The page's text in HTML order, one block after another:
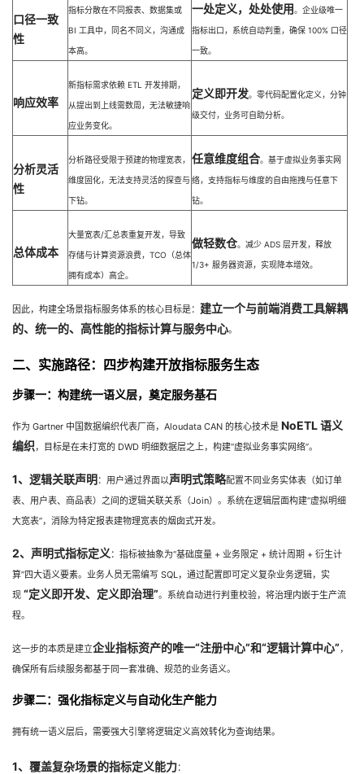
注
开
发
者
学
堂
我
课
程
的
认
证
我
的
实
验
我
的
收
藏
的
Programs
我
的
支
持
我
的
技
术
支
持
我
的
云
声
建
议
口径一致
性
指标分散在不同报表、数据集或
BI 工具中，同名不同义，沟通成
本高。
一处定义，处处使用。企业级唯一
指标出口，系统自动判重，确保 100% 口径
一致。
响应效率
新指标需求依赖 ETL 开发排期，
从提出到上线需数周，无法敏捷响
应业务变化。
定义即开发。零代码配置化定义，分钟
级交付，业务可自助分析。
分析灵活
性
分析路径受限于预建的物理宽表，
维度固化，无法支持灵活的探查与
下钻。
任意维度组合。基于虚拟业务事实网
络，支持指标与维度的自由拖拽与任意下
钻。
总体成本
大量宽表/汇总表重复开发，导致
存储与计算资源浪费，TCO（总体
拥有成本）高企。
做轻数仓。减少 ADS 层开发，释放
1/3+ 服务器资源，实现降本增效。
因此，构建全场景指标服务体系的核心目标是： 建立一个与前端消费工具解耦
的、统一的、高性能的指标计算与服务中心。
二、实施路径：四步构建开放指标服务生态
步骤一：构建统一语义层，奠定服务基石
作为 Gartner 中国数据编织代表厂商，Aloudata CAN 的核心技术是 NoETL 语义
编织 ，目标是在未打宽的 DWD 明细数据层之上，构建“虚拟业务事实网络”。
1、逻辑关联声明：用户通过界面以声明式策略配置不同业务实体表（如订单
表、用户表、商品表）之间的逻辑关联关系（Join）。系统在逻辑层面构建“虚拟明细
大宽表”，消除为特定报表建物理宽表的烟囱式开发。
2、声明式指标定义 ：指标被抽象为“基础度量 + 业务限定 + 统计周期 + 衍生计
算”四大语义要素。业务人员无需编写 SQL，通过配置即可定义复杂业务逻辑，实
现 “定义即开发、定义即治理”。系统自动进行判重校验，将治理内嵌于生产流
程。
这一步的本质是建立企业指标资产的唯一“注册中心”和“逻辑计算中心” ，
确保所有后续服务都基于同一套准确、规范的业务语义。
步骤二：强化指标定义与自动化生产能力
拥有统一语义层后，需要强大引擎将逻辑定义高效转化为查询结果。
1、覆盖复杂场景的指标定义能力：